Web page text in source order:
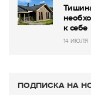
к себе
14 ИЮЛЯ
ПОДПИСКА НА